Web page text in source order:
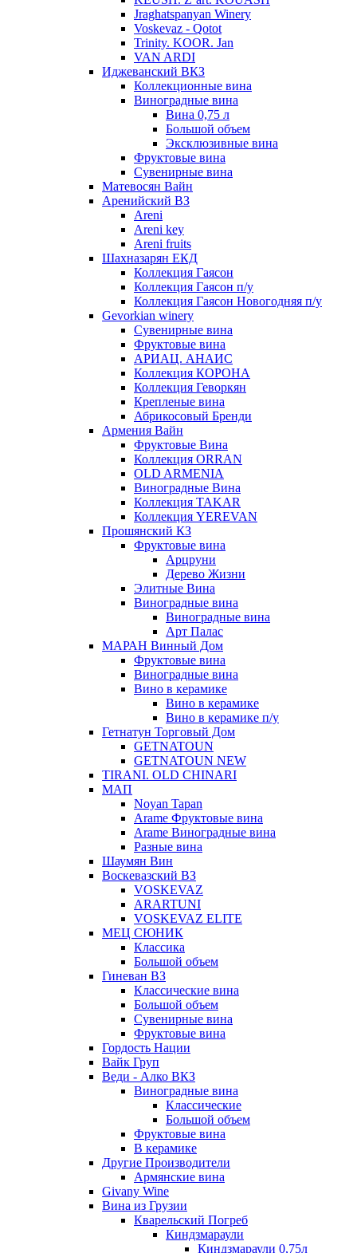
Jraghatspanyan Winery
Voskevaz - Qotot
Trinity. KOOR. Jan
VAN ARDI
Иджеванский ВКЗ
Коллекционные вина
Виноградные вина
Вина 0,75 л
Большой объем
Эксклюзивные вина
Фруктовые вина
Cувенирные вина
Матевосян Вайн
Аренийский ВЗ
Areni
Areni key
Areni fruits
Шахназарян ЕКД
Коллекция Гаясон
Коллекция Гаясон п/у
Коллекция Гаясон Новогодняя п/у
Gevorkian winery
Сувенирные вина
Фруктовые вина
АРИАЦ. АНАИС
Коллекция КОРОНА
Коллекция Геворкян
Крепленые вина
Абрикосовый Бренди
Армения Вайн
Фруктовые Вина
Коллекция ORRAN
OLD ARMENIA
Виноградные Вина
Коллекция TAKAR
Коллекция YEREVAN
Прошянский КЗ
Фруктовые вина
Арцруни
Дерево Жизни
Элитные Вина
Виноградные вина
Виноградные вина
Арт Палас
МАРАН Винный Дом
Фруктовые вина
Виноградные вина
Вино в керамике
Вино в керамике
Вино в керамике п/у
Гетнатун Торговый Дом
GETNATOUN
GETNATOUN NEW
TIRANI. OLD CHINARI
МАП
Noyan Tapan
Arame Фруктовые вина
Arame Виноградные вина
Разные вина
Шаумян Вин
Воскевазский ВЗ
VOSKEVAZ
ARARTUNI
VOSKEVAZ ELITE
МЕЦ СЮНИК
Классика
Большой объем
Гиневан ВЗ
Классические вина
Большой объем
Сувенирные вина
Фруктовые вина
Гордость Нации
Вайк Груп
Веди - Алко ВКЗ
Виноградные вина
Классические
Большой объем
Фруктовые вина
В керамике
Другие Производители
Армянские вина
Givany Wine
Вина из Грузии
Кварельский Погреб
Киндзмараули
Киндзмараули 0,75л